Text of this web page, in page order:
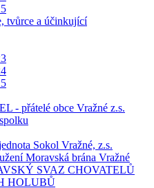
tvůrce a účinkující
- přátelé obce Vražné z.s.
Sokol Vražné, z.s.
Moravská brána Vražné
SVAZ CHOVATELŮ
HOLUBŮ